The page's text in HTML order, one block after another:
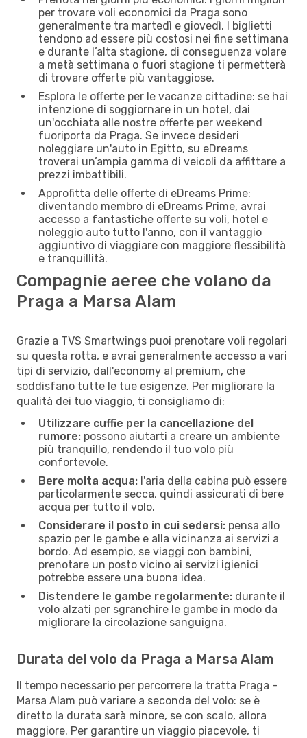
per trovare voli economici da Praga sono
generalmente tra martedì e giovedì. I biglietti
tendono ad essere più costosi nei fine settimana
e durante l’alta stagione, di conseguenza volare
a metà settimana o fuori stagione ti permetterà
di trovare offerte più vantaggiose.
Esplora le offerte per le vacanze cittadine: se hai
intenzione di soggiornare in un hotel, dai
un'occhiata alle nostre offerte per weekend
fuoriporta da Praga. Se invece desideri
noleggiare un'auto in Egitto, su eDreams
troverai un’ampia gamma di veicoli da affittare a
prezzi imbattibili.
Approfitta delle offerte di eDreams Prime:
diventando membro di eDreams Prime, avrai
accesso a fantastiche offerte su voli, hotel e
noleggio auto tutto l'anno, con il vantaggio
aggiuntivo di viaggiare con maggiore flessibilità
e tranquillità.
Compagnie aeree che volano da
Praga a Marsa Alam
Grazie a TVS Smartwings puoi prenotare voli regolari
su questa rotta, e avrai generalmente accesso a vari
tipi di servizio, dall'economy al premium, che
soddisfano tutte le tue esigenze. Per migliorare la
qualità dei tuo viaggio, ti consigliamo di:
Utilizzare cuffie per la cancellazione del
rumore: possono aiutarti a creare un ambiente
più tranquillo, rendendo il tuo volo più
confortevole.
Bere molta acqua: l'aria della cabina può essere
particolarmente secca, quindi assicurati di bere
acqua per tutto il volo.
Considerare il posto in cui sedersi: pensa allo
spazio per le gambe e alla vicinanza ai servizi a
bordo. Ad esempio, se viaggi con bambini,
prenotare un posto vicino ai servizi igienici
potrebbe essere una buona idea.
Distendere le gambe regolarmente: durante il
volo alzati per sgranchire le gambe in modo da
migliorare la circolazione sanguigna.
Durata del volo da Praga a Marsa Alam
Il tempo necessario per percorrere la tratta Praga -
Marsa Alam può variare a seconda del volo: se è
diretto la durata sarà minore, se con scalo, allora
maggiore. Per garantire un viaggio piacevole, ti